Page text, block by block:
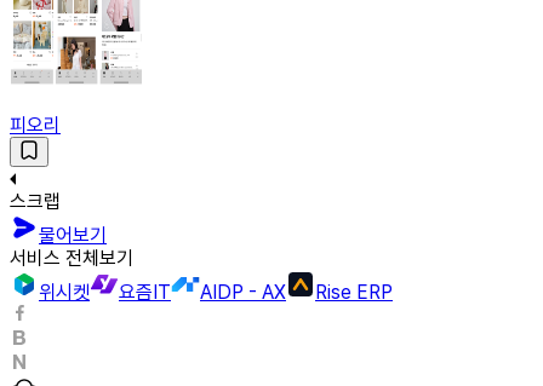
피오리
스크랩
물어보기
서비스 전체보기
위시켓
요즘IT AIDP - AX Rise ERP